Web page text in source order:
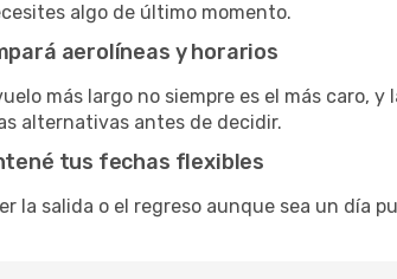
algo de último momento.
aerolíneas y horarios
más largo no siempre es el más caro,
alternativas antes de decidir.
tus fechas flexibles
la salida o el regreso aunque sea un día